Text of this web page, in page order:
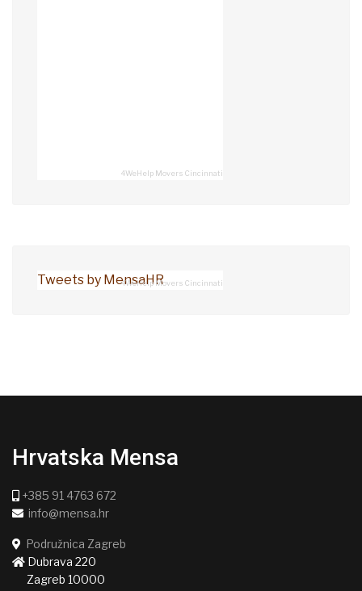
4WeHelp Movers Cincinnati
Tweets by MensaHR4WeHelp Movers Cincinnati
Hrvatska Mensa
+385 91 4763 672
info@mensa.hr
Podružnica Zagreb
Dubrava 220
Zagreb 10000